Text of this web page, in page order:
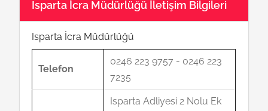
Isparta İcra Müdürlüğü İletişim Bilgileri
Isparta İcra Müdürlüğü
Telefon
0246 223 9757 - 0246 223
7235
Isparta Adliyesi 2 Nolu Ek